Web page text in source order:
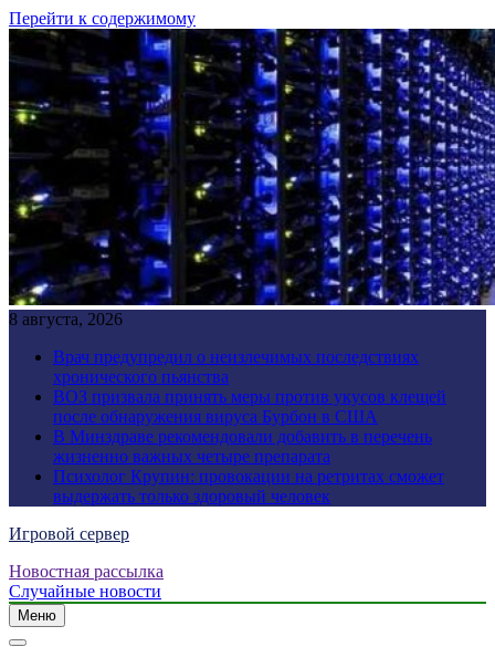
Перейти к содержимому
8 августа, 2026
Врач предупредил о неизлечимых последствиях
хронического пьянства
ВОЗ призвала принять меры против укусов клещей
после обнаружения вируса Бурбон в США
В Минздраве рекомендовали добавить в перечень
жизненно важных четыре препарата
Психолог Крупин: провокации на ретритах сможет
выдержать только здоровый человек
Игровой сервер
Новостная рассылка
Случайные новости
Меню